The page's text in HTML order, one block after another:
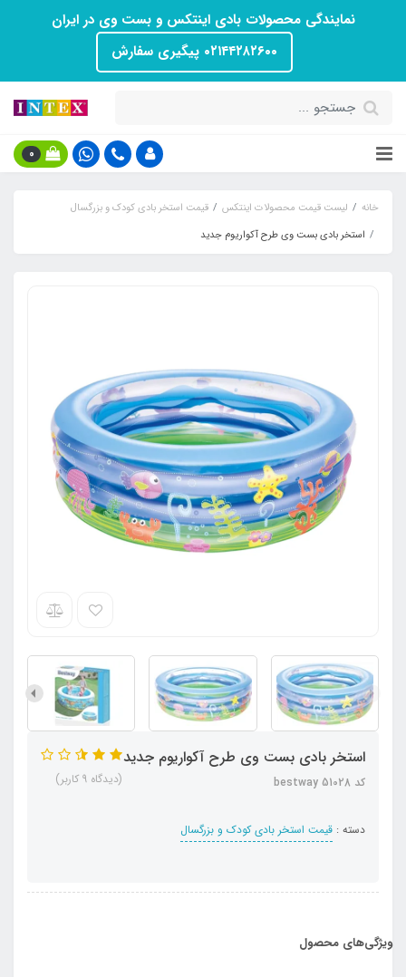
نمایندگی محصولات بادی اینتکس و بست وی در ایران
۰۲۱۴۴۲۸۲۶۰۰ پیگیری سفارش
0
خانه لیست قیمت محصولات اینتکس
قیمت استخر بادی کودک و بزرگسال
استخر بادی بست وی طرح آکواریوم جدید
استخر بادی بست وی طرح آکواریوم جدید
کد bestway 51028
دسته : قیمت استخر بادی کودک و بزرگسال
(دیدگاه 9 کاربر)
ویژگی‌های محصول